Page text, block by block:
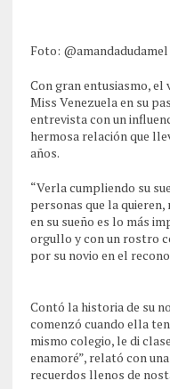
Foto:
Con gran entusiasmo,
Miss Venezuela en su
entrevista con un
hermosa relación que
años.
“Verla cumpliendo su
personas que la
en su sueño es lo más
orgullo y con un rostro
por su novio en el
Contó la historia de su
comenzó cuando ella
mismo colegio, le di
enamoré”, relató con
recuerdos llenos de